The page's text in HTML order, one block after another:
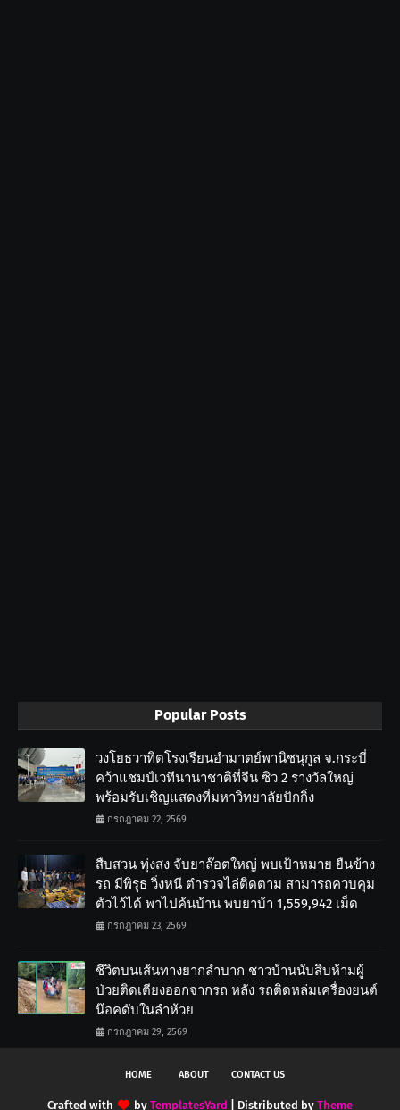
Popular Posts
วงโยธวาทิตโรงเรียนอำมาตย์พานิชนุกูล จ.กระบี่
คว้าแชมป์เวทีนานาชาติที่จีน ซิว 2 รางวัลใหญ่
พร้อมรับเชิญแสดงที่มหาวิทยาลัยปักกิ่ง
กรกฎาคม 22, 2569
สืบสวน ทุ่งสง จับยาล๊อตใหญ่ พบเป้าหมาย ยืนข้าง
รถ มีพิรุธ วิ่งหนี ตำรวจไล่ติดตาม สามารถควบคุม
ตัวไว้ได้ พาไปค้นบ้าน พบยาบ้า 1,559,942 เม็ด
กรกฎาคม 23, 2569
ชีวิตบนเส้นทางยากลำบาก ชาวบ้านนับสิบห้ามผู้
ป่วยติดเตียงออกจากรถ หลัง รถติดหล่มเครื่องยนต์
น๊อคดับในลำห้วย
กรกฎาคม 29, 2569
HOME ABOUT CONTACT US
Crafted with by TemplatesYard | Distributed by Theme